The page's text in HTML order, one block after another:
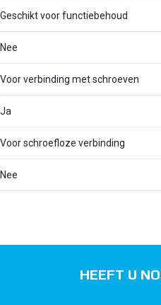
Geschikt voor functiebehoud
Nee
Voor verbinding met schroeven
Ja
Voor schroefloze verbinding
Nee
HEEFT U